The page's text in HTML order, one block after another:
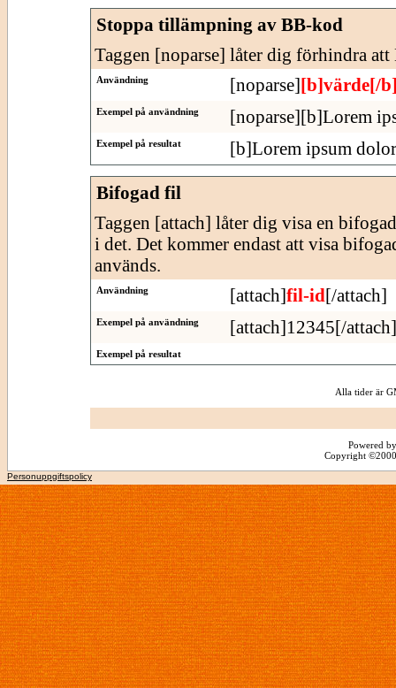
Stoppa tillämpning av BB-kod
Taggen [noparse] låter dig förhindra
Användning [noparse][b]värde[/
Exempel på användning [noparse][b]Lorem
Exempel på resultat [b]Lorem ipsum
Bifogad fil
Taggen [attach] låter dig visa en
i det. Det kommer endast att visa
används.
Användning [attach]fil-id[/attach]
Exempel på användning [attach]12345[/attach]
Exempel på resultat
Alla tider är
Powered
Copyright
Personuppgiftspolicy